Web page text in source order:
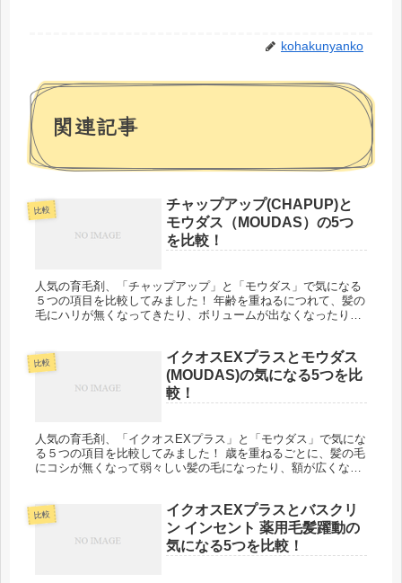
kohakunyanko
関連記事
比較
チャップアップ(CHAPUP)と
モウダス（MOUDAS）の5つ
を比較！
人気の育毛剤、「チャップアップ」と「モウダス」で気になる
５つの項目を比較してみました！ 年齢を重ねるにつれて、髪の
毛にハリが無くなってきたり、ボリュームが出なくなったりし
比較
イクオスEXプラスとモウダス
(MOUDAS)の気になる5つを比
較！
人気の育毛剤、「イクオスEXプラス」と「モウダス」で気にな
る５つの項目を比較してみました！ 歳を重ねるごとに、髪の毛
にコシが無くなって弱々しい髪の毛になったり、額が広くなっ
比較
イクオスEXプラスとバスクリ
ン インセント 薬用毛髪躍動の
気になる5つを比較！